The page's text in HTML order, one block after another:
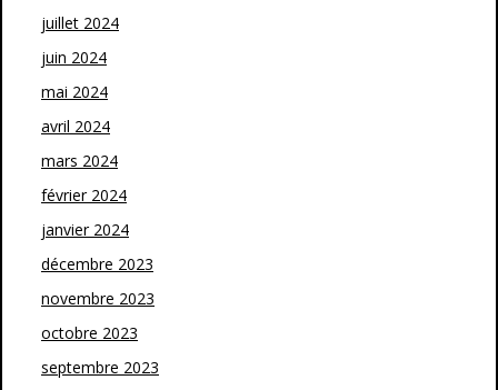
juillet 2024
juin 2024
mai 2024
avril 2024
mars 2024
février 2024
janvier 2024
décembre 2023
novembre 2023
octobre 2023
septembre 2023